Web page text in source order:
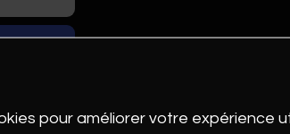
pour améliorer votre expérience